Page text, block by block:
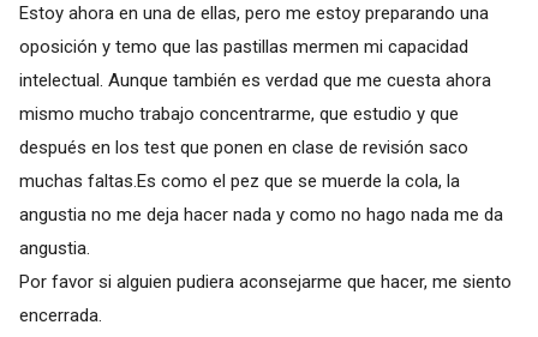
Estoy ahora en una de ellas, pero me estoy preparando una
oposición y temo que las pastillas mermen mi capacidad
intelectual. Aunque también es verdad que me cuesta ahora
mismo mucho trabajo concentrarme, que estudio y que
después en los test que ponen en clase de revisión saco
muchas faltas.Es como el pez que se muerde la cola, la
angustia no me deja hacer nada y como no hago nada me da
angustia.
Por favor si alguien pudiera aconsejarme que hacer, me siento
encerrada.